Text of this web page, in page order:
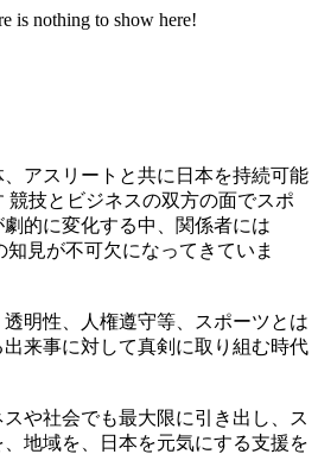
is nothing to show here!
、アスリートと共に日本を持続可能
競技とビジネスの双方の面でスポ
的に変化する中、関係者には
知見が不可欠になってきていま
明性、人権遵守等、スポーツとは
来事に対して真剣に取り組む時代
や社会でも最大限に引き出し、ス
地域を、日本を元気にする支援を